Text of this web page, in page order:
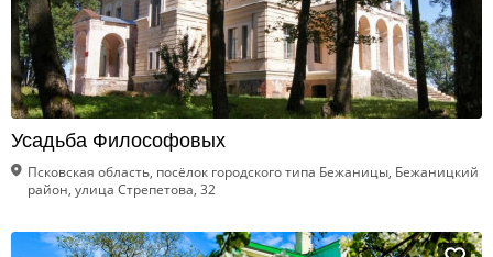
Усадьба Философовых
Псковская область, посёлок городского типа Бежаницы, Бежаницкий
район, улица Стрепетова, 32